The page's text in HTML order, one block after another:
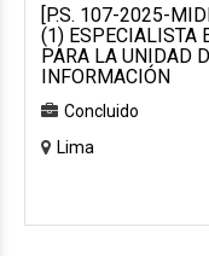
[P.S. 107-2025-
(1) ESPECIALISTA
PARA LA UNIDAD
INFORMACIÓN
Concluido
Lima